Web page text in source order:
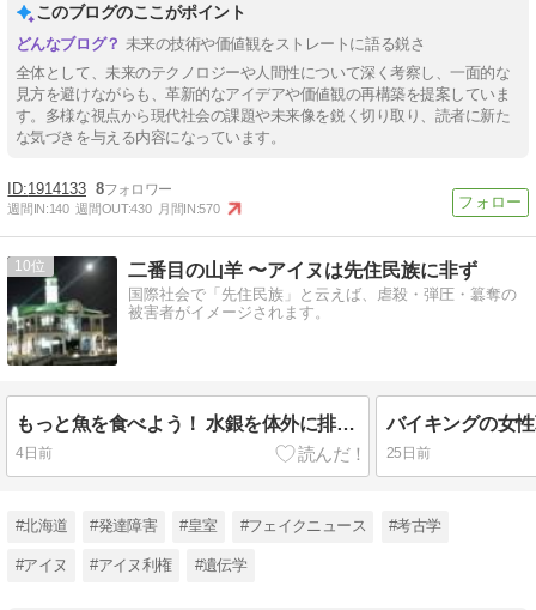
このブログのここがポイント
未来の技術や価値観をストレートに語る鋭さ
全体として、未来のテクノロジーや人間性について深く考察し、一面的な
見方を避けながらも、革新的なアイデアや価値観の再構築を提案していま
す。多様な視点から現代社会の課題や未来像を鋭く切り取り、読者に新た
な気づきを与える内容になっています。
1914133 8
週間IN:140 週間OUT:430 月間IN:570
10 二番目の山羊 〜アイヌは先住民族に非ず
国際社会で「先住民族」と云えば、虐殺・弾圧・簒奪の
被害者がイメージされます。
もっと魚を食べよう！ 水銀を体外に排出するセレン
4日前 25日前
#北海道 #発達障害 #皇室 #フェイクニュース #考古学
#アイヌ #アイヌ利権 #遺伝学